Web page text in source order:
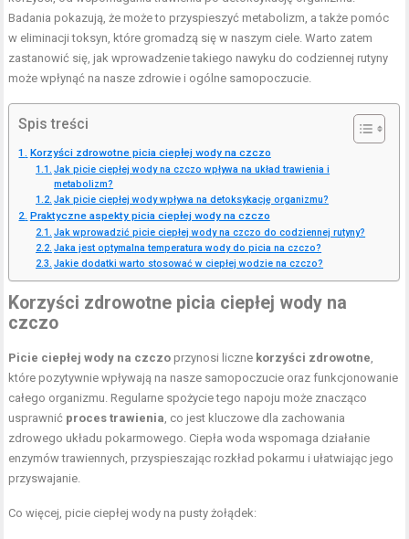
Badania pokazują, że może to przyspieszyć metabolizm, a także pomóc
w eliminacji toksyn, które gromadzą się w naszym ciele. Warto zatem
zastanowić się, jak wprowadzenie takiego nawyku do codziennej rutyny
może wpłynąć na nasze zdrowie i ogólne samopoczucie.
Spis treści
Korzyści zdrowotne picia ciepłej wody na czczo
Jak picie ciepłej wody na czczo wpływa na układ trawienia i
metabolizm?
Jak picie ciepłej wody wpływa na detoksykację organizmu?
Praktyczne aspekty picia ciepłej wody na czczo
Jak wprowadzić picie ciepłej wody na czczo do codziennej rutyny?
Jaka jest optymalna temperatura wody do picia na czczo?
Jakie dodatki warto stosować w ciepłej wodzie na czczo?
Korzyści zdrowotne picia ciepłej wody na
czczo
Picie ciepłej wody na czczo przynosi liczne korzyści zdrowotne
które pozytywnie wpływają na nasze samopoczucie oraz funkcjonowanie
całego organizmu. Regularne spożycie tego napoju może znacząco
usprawnić proces trawienia , co jest kluczowe dla zachowania
zdrowego układu pokarmowego. Ciepła woda wspomaga działanie
enzymów trawiennych, przyspieszając rozkład pokarmu i ułatwiając jego
przyswajanie.
Co więcej, picie ciepłej wody na pusty żołądek: